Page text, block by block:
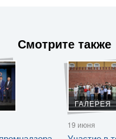
Смотрите также
ГАЛЕРЕЯ
19 июня